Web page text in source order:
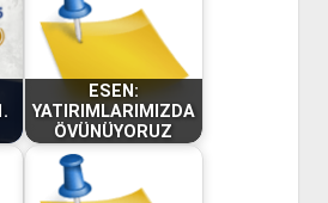
YATIRIMLARIMIZDA
ÖVÜNÜYORUZ